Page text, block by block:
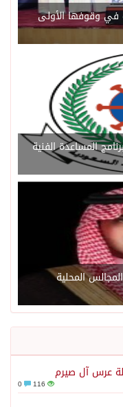
في وقوفها الأولى
المساعدة الفنية
المحلية
عرس آل صيرم
116